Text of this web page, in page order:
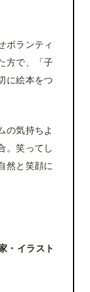
ボランティ
方で、「子
に絵本をつ
の気持ちよ
。笑ってし
然と笑顔に
・イラスト